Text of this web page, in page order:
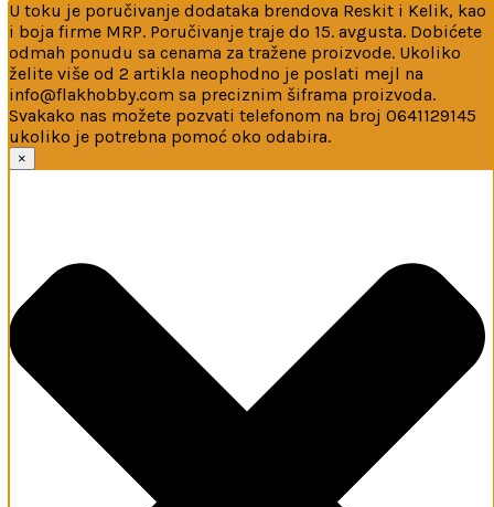
U toku je poručivanje dodataka brendova Reskit i Kelik, kao
i boja firme MRP. Poručivanje traje do 15. avgusta. Dobićete
odmah ponudu sa cenama za tražene proizvode. Ukoliko
želite više od 2 artikla neophodno je poslati mejl na
info@flakhobby.com sa preciznim šiframa proizvoda.
Svakako nas možete pozvati telefonom na broj 0641129145
ukoliko je potrebna pomoć oko odabira.
×
Ova web-stranica koristi kolačiće